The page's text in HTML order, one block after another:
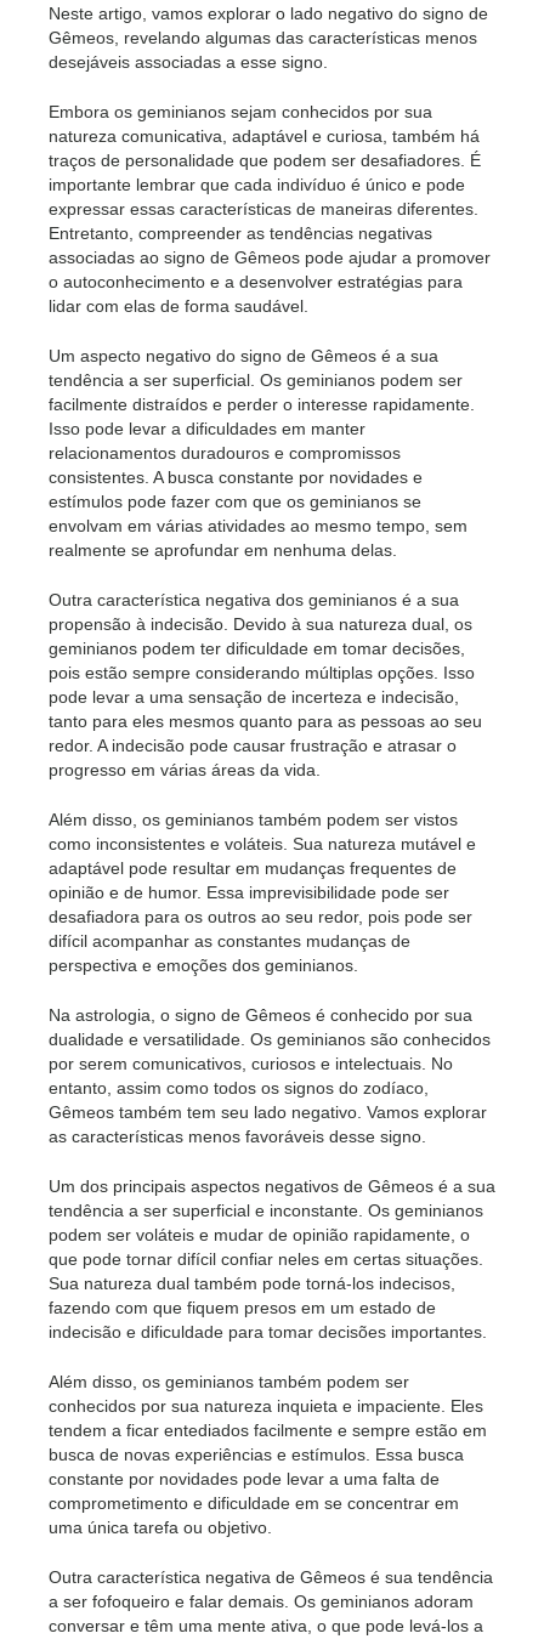
Neste artigo, vamos explorar o lado negativo do signo de
Gêmeos, revelando algumas das características menos
desejáveis associadas a esse signo.
Embora os geminianos sejam conhecidos por sua
natureza comunicativa, adaptável e curiosa, também há
traços de personalidade que podem ser desafiadores. É
importante lembrar que cada indivíduo é único e pode
expressar essas características de maneiras diferentes.
Entretanto, compreender as tendências negativas
associadas ao signo de Gêmeos pode ajudar a promover
o autoconhecimento e a desenvolver estratégias para
lidar com elas de forma saudável.
Um aspecto negativo do signo de Gêmeos é a sua
tendência a ser superficial. Os geminianos podem ser
facilmente distraídos e perder o interesse rapidamente.
Isso pode levar a dificuldades em manter
relacionamentos duradouros e compromissos
consistentes. A busca constante por novidades e
estímulos pode fazer com que os geminianos se
envolvam em várias atividades ao mesmo tempo, sem
realmente se aprofundar em nenhuma delas.
Outra característica negativa dos geminianos é a sua
propensão à indecisão. Devido à sua natureza dual, os
geminianos podem ter dificuldade em tomar decisões,
pois estão sempre considerando múltiplas opções. Isso
pode levar a uma sensação de incerteza e indecisão,
tanto para eles mesmos quanto para as pessoas ao seu
redor. A indecisão pode causar frustração e atrasar o
progresso em várias áreas da vida.
Além disso, os geminianos também podem ser vistos
como inconsistentes e voláteis. Sua natureza mutável e
adaptável pode resultar em mudanças frequentes de
opinião e de humor. Essa imprevisibilidade pode ser
desafiadora para os outros ao seu redor, pois pode ser
difícil acompanhar as constantes mudanças de
perspectiva e emoções dos geminianos.
Na astrologia, o signo de Gêmeos é conhecido por sua
dualidade e versatilidade. Os geminianos são conhecidos
por serem comunicativos, curiosos e intelectuais. No
entanto, assim como todos os signos do zodíaco,
Gêmeos também tem seu lado negativo. Vamos explorar
as características menos favoráveis desse signo.
Um dos principais aspectos negativos de Gêmeos é a sua
tendência a ser superficial e inconstante. Os geminianos
podem ser voláteis e mudar de opinião rapidamente, o
que pode tornar difícil confiar neles em certas situações.
Sua natureza dual também pode torná-los indecisos,
fazendo com que fiquem presos em um estado de
indecisão e dificuldade para tomar decisões importantes.
Além disso, os geminianos também podem ser
conhecidos por sua natureza inquieta e impaciente. Eles
tendem a ficar entediados facilmente e sempre estão em
busca de novas experiências e estímulos. Essa busca
constante por novidades pode levar a uma falta de
comprometimento e dificuldade em se concentrar em
uma única tarefa ou objetivo.
Outra característica negativa de Gêmeos é sua tendência
a ser fofoqueiro e falar demais. Os geminianos adoram
conversar e têm uma mente ativa, o que pode levá-los a